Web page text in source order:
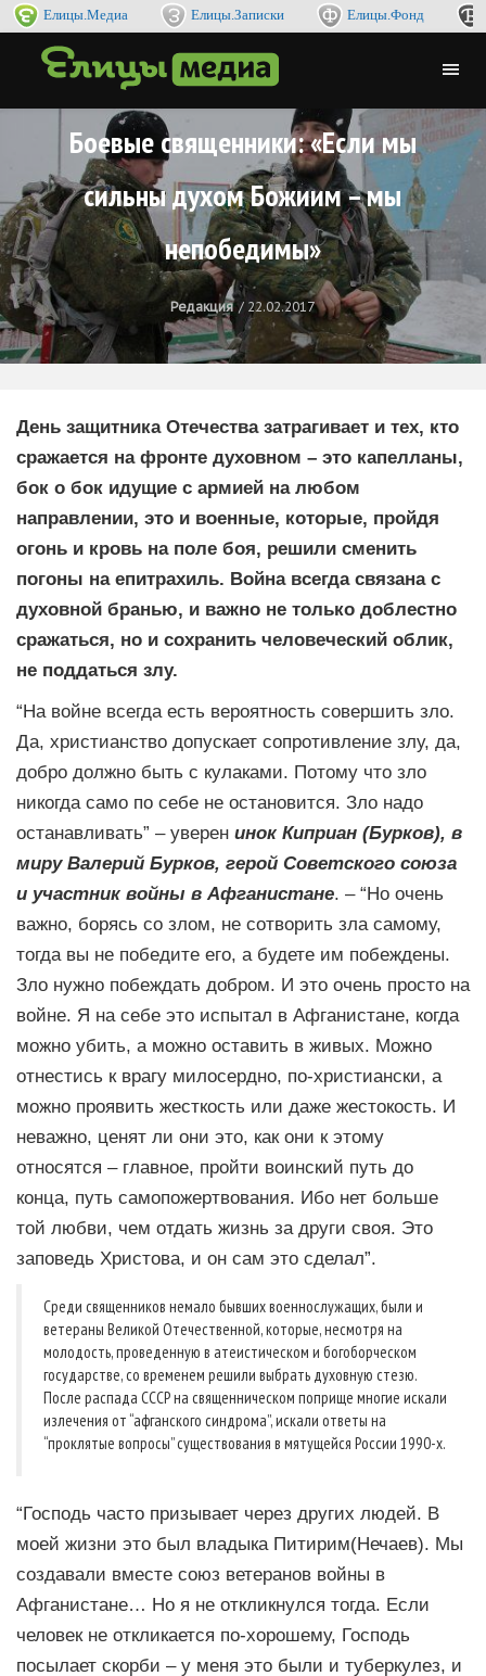
Елицы.Медиа Елицы.Записки Елицы.Фонд
Боевые священники: «Если мы
сильны духом Божиим – мы
непобедимы»
Редакция 22.02.2017
День защитника Отечества затрагивает и тех, кто
сражается на фронте духовном – это капелланы,
бок о бок идущие с армией на любом
направлении, это и военные, которые, пройдя
огонь и кровь на поле боя, решили сменить
погоны на епитрахиль. Война всегда связана с
духовной бранью, и важно не только доблестно
сражаться, но и сохранить человеческий облик,
не поддаться злу.
“На войне всегда есть вероятность совершить зло.
Да, христианство допускает сопротивление злу, да,
добро должно быть с кулаками. Потому что зло
никогда само по себе не остановится. Зло надо
останавливать” – уверен инок Киприан (Бурков), в
миру Валерий Бурков, герой Советского союза
и участник войны в Афганистане. – “Но очень
важно, борясь со злом, не сотворить зла самому,
тогда вы не победите его, а будете им побеждены.
Зло нужно побеждать добром. И это очень просто на
войне. Я на себе это испытал в Афганистане, когда
можно убить, а можно оставить в живых. Можно
отнестись к врагу милосердно, по-христиански, а
можно проявить жесткость или даже жестокость. И
неважно, ценят ли они это, как они к этому
относятся – главное, пройти воинский путь до
конца, путь самопожертвования. Ибо нет больше
той любви, чем отдать жизнь за други своя. Это
заповедь Христова, и он сам это сделал”.
Среди священников немало бывших военнослужащих, были и
ветераны Великой Отечественной, которые, несмотря на
молодость, проведенную в атеистическом и богоборческом
государстве, со временем решили выбрать духовную стезю.
После распада СССР на священническом поприще многие искали
излечения от “афганского синдрома”, искали ответы на
“проклятые вопросы” существования в мятущейся России 1990-х.
“Господь часто призывает через других людей. В
моей жизни это был владыка Питирим(Нечаев). Мы
создавали вместе союз ветеранов войны в
Афганистане… Но я не откликнулся тогда. Если
человек не откликается по-хорошему, Господь
посылает скорби – у меня это были и туберкулез, и